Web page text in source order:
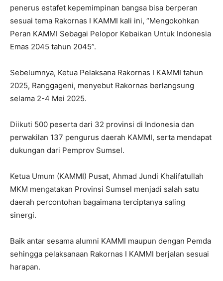
penerus estafet kepemimpinan bangsa bisa berperan
sesuai tema Rakornas I KAMMI kali ini, “Mengokohkan
Peran KAMMI Sebagai Pelopor Kebaikan Untuk Indonesia
Emas 2045 tahun 2045”.
Sebelumnya, Ketua Pelaksana Rakornas I KAMMI tahun
2025, Ranggageni, menyebut Rakornas berlangsung
selama 2-4 Mei 2025.
Diikuti 500 peserta dari 32 provinsi di Indonesia dan
perwakilan 137 pengurus daerah KAMMI, serta mendapat
dukungan dari Pemprov Sumsel.
Ketua Umum (KAMMI) Pusat, Ahmad Jundi Khalifatullah
MKM mengatakan Provinsi Sumsel menjadi salah satu
daerah percontohan bagaimana terciptanya saling
sinergi.
Baik antar sesama alumni KAMMI maupun dengan Pemda
sehingga pelaksanaan Rakornas I KAMMI berjalan sesuai
harapan.